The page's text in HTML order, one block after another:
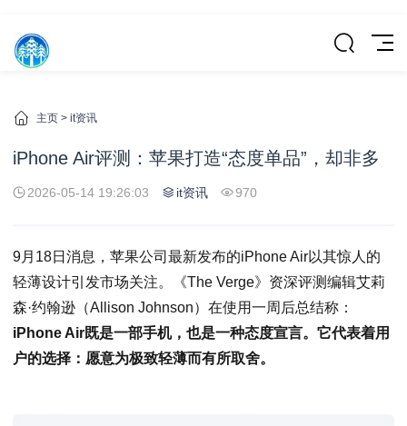
主页 > it资讯
iPhone Air评测：苹果打造“态度单品”，却非多
2026-05-14 19:26:03 it资讯 970
9月18日消息，苹果公司最新发布的iPhone Air以其惊人的
轻薄设计引发市场关注。《The Verge》资深评测编辑艾莉
森·约翰逊（Allison Johnson）在使用一周后总结称：
iPhone Air既是一部手机，也是一种态度宣言。它代表着用
户的选择：愿意为极致轻薄而有所取舍。